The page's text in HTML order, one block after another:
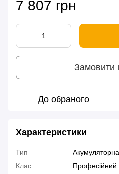
7 807 грн
Замовити
До обраного
Характеристики
Тип
Акумуляторна
Клас
Професійний